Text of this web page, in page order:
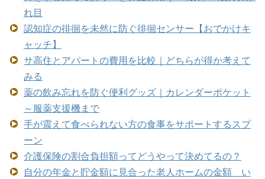
れ目
認知症の徘徊を未然に防ぐ徘徊センサー【おでかけキ
ャッチ】
サ高住とアパートの費用を比較｜どちらが得か考えて
みる
薬の飲み忘れを防ぐ便利グッズ｜カレンダーポケット
～服薬支援機まで
手が震えて食べられない方の食事をサポートするスプ
ーン
介護保険の割合負担額ってどうやって決めてるの？
自分の年金と貯金額に見合った老人ホームの金額 い